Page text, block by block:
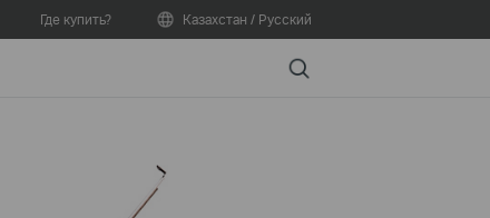
Где купить? Казахстан / Русский
Search